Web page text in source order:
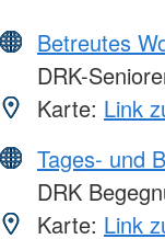
Betreutes
DRK-
Karte: Link
Tages- und
DRK
Karte: Link